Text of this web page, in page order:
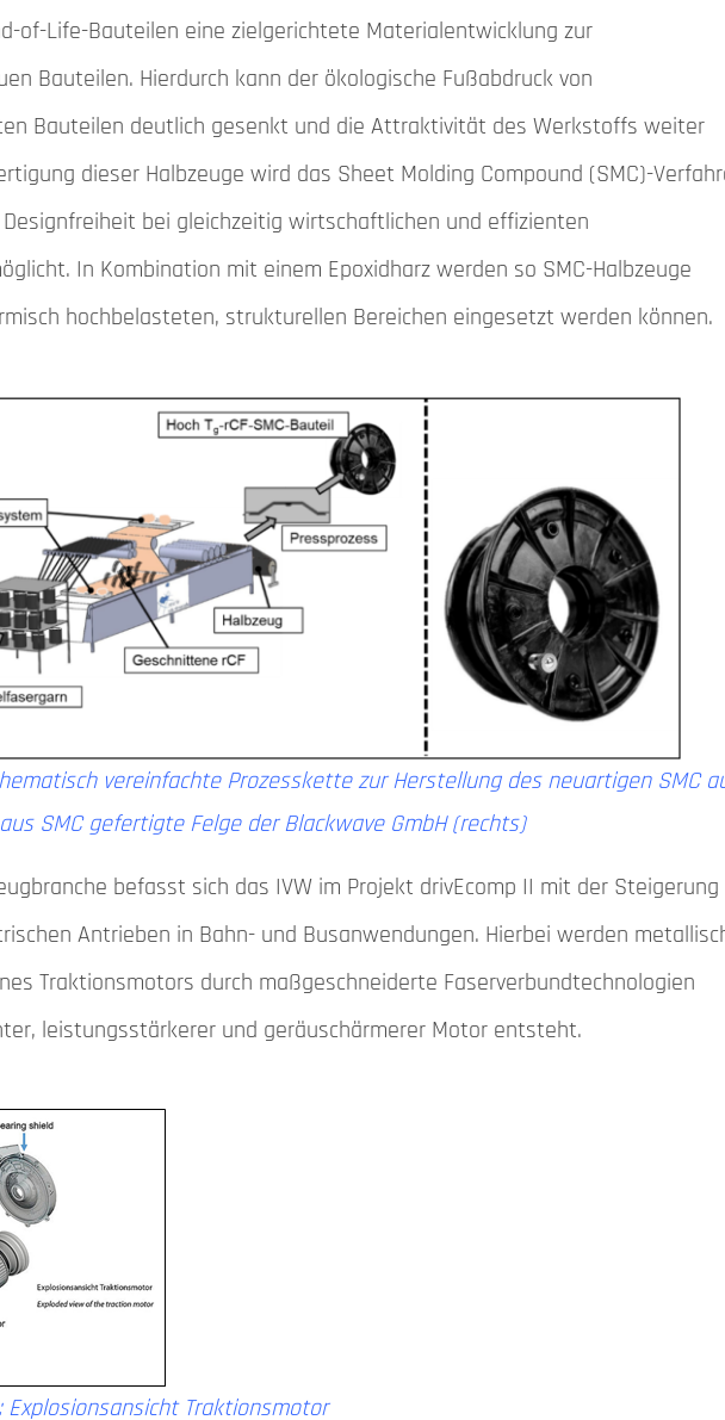
of-Life-Bauteilen eine zielgerichtete Materialentwicklung zur
Bauteilen. Hierdurch kann der ökologische Fußabdruck von
Bauteilen deutlich gesenkt und die Attraktivität des Werkstoffs weiter
dieser Halbzeuge wird das Sheet Molding Compound (SMC)-
bei gleichzeitig wirtschaftlichen und effizienten
In Kombination mit einem Epoxidharz werden so SMC-Halbzeuge
hochbelasteten, strukturellen Bereichen eingesetzt werden können.
vereinfachte Prozesskette zur Herstellung des neuartigen SMC
SMC gefertigte Felge der Blackwave GmbH (rechts)
befasst sich das IVW im Projekt drivEcomp II mit der
Antrieben in Bahn- und Busanwendungen. Hierbei werden
Traktionsmotors durch maßgeschneiderte Faserverbundtechnologien
leistungsstärkerer und geräuschärmerer Motor entsteht.
Explosionsansicht Traktionsmotor